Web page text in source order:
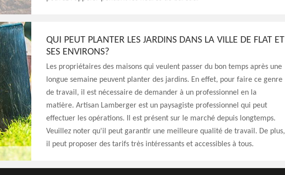
QUI PEUT PLANTER LES JARDINS DANS LA VILLE DE FLAT ET
SES ENVIRONS?
Les propriétaires des maisons qui veulent passer du bon temps après une
longue semaine peuvent planter des jardins. En effet, pour faire ce genre
de travail, il est nécessaire de demander à un professionnel en la
matière. Artisan Lamberger est un paysagiste professionnel qui peut
effectuer les opérations. Il est présent sur le marché depuis longtemps.
Veuillez noter qu'il peut garantir une meilleure qualité de travail. De plus,
il peut proposer des tarifs très intéressants et accessibles à tous.